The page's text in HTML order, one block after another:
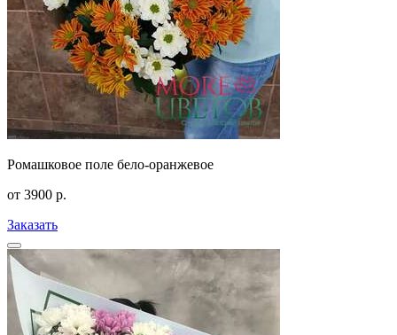
Ромашковое поле бело-оранжевое
от 3900 р.
Заказать